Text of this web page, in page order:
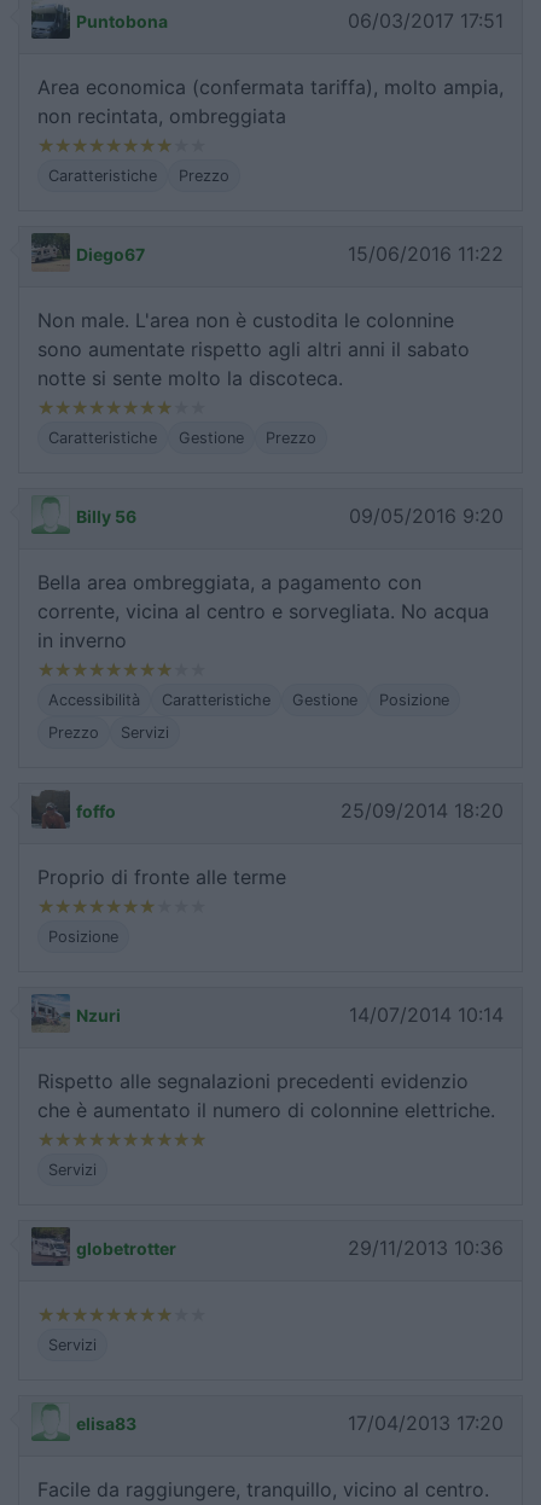
Puntobona 06/03/2017 17:51
Area economica (confermata tariffa), molto ampia,
non recintata, ombreggiata
Caratteristiche Prezzo
Diego67 15/06/2016 11:22
Non male. L'area non è custodita le colonnine
sono aumentate rispetto agli altri anni il sabato
notte si sente molto la discoteca.
Caratteristiche Gestione Prezzo
Billy 56 09/05/2016 9:20
Bella area ombreggiata, a pagamento con
corrente, vicina al centro e sorvegliata. No acqua
in inverno
Accessibilità Caratteristiche Gestione
Posizione
Prezzo
Servizi
foffo 25/09/2014 18:20
Proprio di fronte alle terme
Posizione
Nzuri 14/07/2014 10:14
Rispetto alle segnalazioni precedenti evidenzio
che è aumentato il numero di colonnine elettriche.
Servizi
globetrotter 29/11/2013 10:36
Servizi
elisa83 17/04/2013 17:20
Facile da raggiungere, tranquillo, vicino al centro.